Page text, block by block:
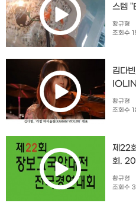
스템
황규형
조회수
김다
황규형
조회수
제22
회.
황규형
조회수